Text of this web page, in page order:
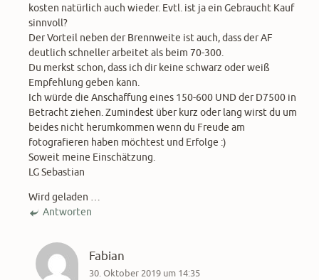
kosten natürlich auch wieder. Evtl. ist ja ein Gebraucht Kauf
sinnvoll?
Der Vorteil neben der Brennweite ist auch, dass der AF
deutlich schneller arbeitet als beim 70-300.
Du merkst schon, dass ich dir keine schwarz oder weiß
Empfehlung geben kann.
Ich würde die Anschaffung eines 150-600 UND der D7500 in
Betracht ziehen. Zumindest über kurz oder lang wirst du um
beides nicht herumkommen wenn du Freude am
fotografieren haben möchtest und Erfolge :)
Soweit meine Einschätzung.
LG Sebastian
Wird geladen …
Antworten
Fabian
30. Oktober 2019 um 14:35